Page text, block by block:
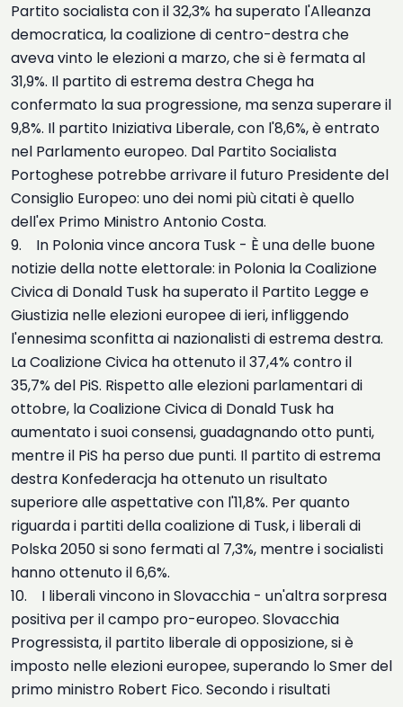
Partito socialista con il 32,3% ha superato l'Alleanza
democratica, la coalizione di centro-destra che
aveva vinto le elezioni a marzo, che si è fermata al
31,9%. Il partito di estrema destra Chega ha
confermato la sua progressione, ma senza superare il
9,8%. Il partito Iniziativa Liberale, con l'8,6%, è entrato
nel Parlamento europeo. Dal Partito Socialista
Portoghese potrebbe arrivare il futuro Presidente del
Consiglio Europeo: uno dei nomi più citati è quello
dell'ex Primo Ministro Antonio Costa.
9. In Polonia vince ancora Tusk - È una delle buone
notizie della notte elettorale: in Polonia la Coalizione
Civica di Donald Tusk ha superato il Partito Legge e
Giustizia nelle elezioni europee di ieri, infliggendo
l'ennesima sconfitta ai nazionalisti di estrema destra.
La Coalizione Civica ha ottenuto il 37,4% contro il
35,7% del PiS. Rispetto alle elezioni parlamentari di
ottobre, la Coalizione Civica di Donald Tusk ha
aumentato i suoi consensi, guadagnando otto punti,
mentre il PiS ha perso due punti. Il partito di estrema
destra Konfederacja ha ottenuto un risultato
superiore alle aspettative con l'11,8%. Per quanto
riguarda i partiti della coalizione di Tusk, i liberali di
Polska 2050 si sono fermati al 7,3%, mentre i socialisti
hanno ottenuto il 6,6%.
10. I liberali vincono in Slovacchia - un'altra sorpresa
positiva per il campo pro-europeo. Slovacchia
Progressista, il partito liberale di opposizione, si è
imposto nelle elezioni europee, superando lo Smer del
primo ministro Robert Fico. Secondo i risultati